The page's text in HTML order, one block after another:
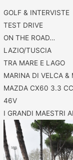
GOLF & INTERVISTE
TEST DRIVE
ON THE ROAD…
LAZIO/TUSCIA
TRA MARE E LAGO
MARINA DI VELCA &
MAZDA CX60 3.3
46V
I GRANDI MAESTRI